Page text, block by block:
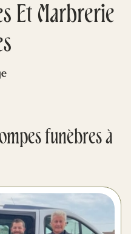
volontés
Et Marbrerie
funèbres à